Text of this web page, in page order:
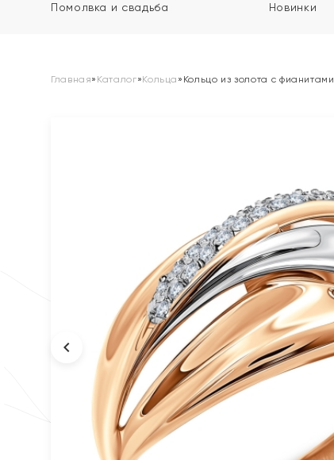
Помолвка и свадьба Новинки
Главная» Каталог»Кольца » Кольцо из золота с фианитами